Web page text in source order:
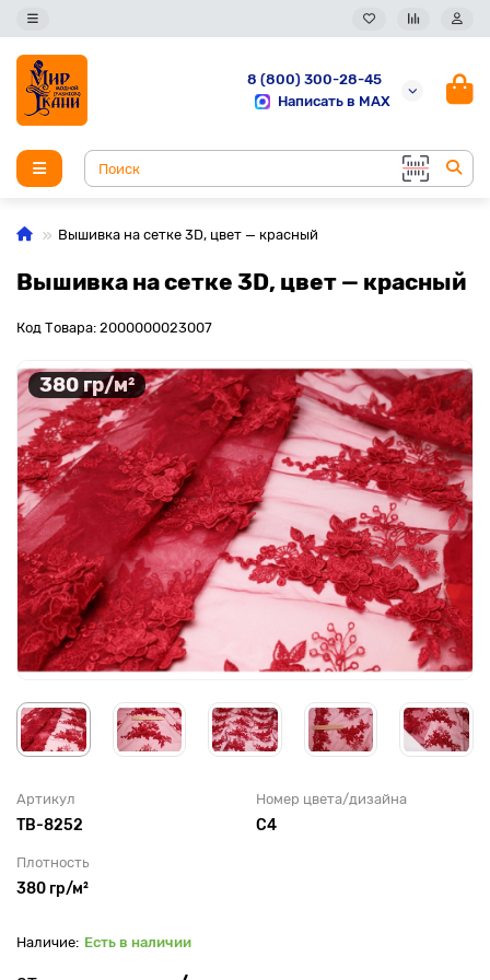
8 (800) 300-28-45
Написать в MAX
Вышивка на сетке 3D, цвет — красный
Вышивка на сетке 3D, цвет — красный
Код Товара: 2000000023007
380 гр/м²
Артикул
TB-8252
Номер цвета/дизайна
С4
Плотность
380 гр/м²
Есть в наличии